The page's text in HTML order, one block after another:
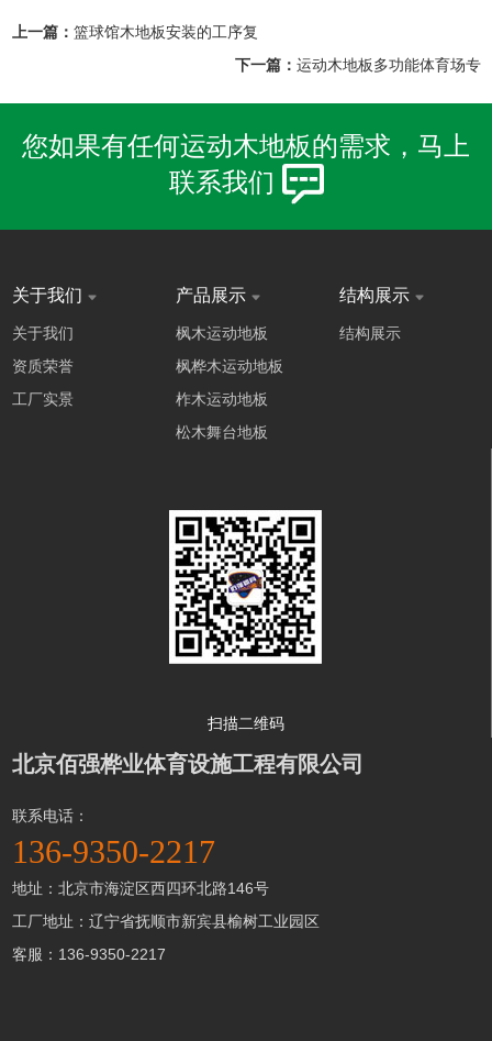
上一篇： 篮球馆木地板安装的工序复
下一篇： 运动木地板多功能体育场专
您如果有任何运动木地板的需求，马上
联系我们
关于我们
关于我们
资质荣誉
工厂实景
产品展示
枫木运动地板
枫桦木运动地板
柞木运动地板
松木舞台地板
结构展示
结构展示
扫描二维码
北京佰强桦业体育设施工程有限公司
联系电话：
136-9350-2217
地址：北京市海淀区西四环北路146号
工厂地址：辽宁省抚顺市新宾县榆树工业园区
客服：136-9350-2217